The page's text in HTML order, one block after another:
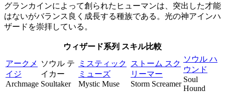
グランカインによって創られたヒューマンは、突出した才能
はないがバランス良く成長する種族である。光の神アインハ
ザードを崇拝している。
ウィザード系列 スキル比較
アークメ
イジ
Archmage
ソウル テ
イカー
Soultaker
ミスティック
ミューズ
Mystic Muse
ストーム スク
リーマー
Storm Screamer
ソウル ハ
ウンド
Soul
Hound